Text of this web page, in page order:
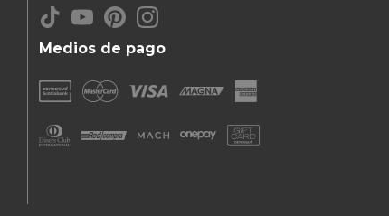
Medios de pago